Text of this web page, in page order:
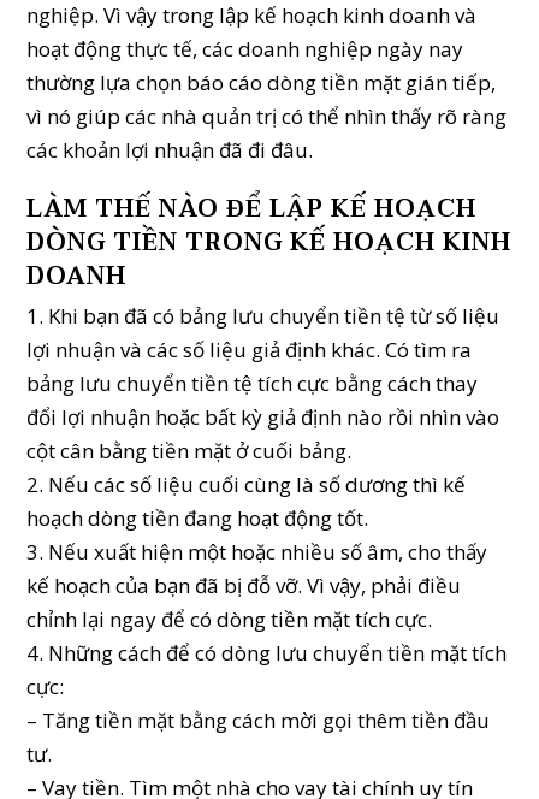
nghiệp. Vì vậy trong lập kế hoạch kinh doanh và
hoạt động thực tế, các doanh nghiệp ngày nay
thường lựa chọn báo cáo dòng tiền mặt gián tiếp,
vì nó giúp các nhà quản trị có thể nhìn thấy rõ ràng
các khoản lợi nhuận đã đi đâu.
LÀM THẾ NÀO ĐỂ LẬP KẾ HOẠCH
DÒNG TIỀN TRONG KẾ HOẠCH KINH
DOANH
1. Khi bạn đã có bảng lưu chuyển tiền tệ từ số liệu
lợi nhuận và các số liệu giả định khác. Có tìm ra
bảng lưu chuyển tiền tệ tích cực bằng cách thay
đổi lợi nhuận hoặc bất kỳ giả định nào rồi nhìn vào
cột cân bằng tiền mặt ở cuối bảng.
2. Nếu các số liệu cuối cùng là số dương thì kế
hoạch dòng tiền đang hoạt động tốt.
3. Nếu xuất hiện một hoặc nhiều số âm, cho thấy
kế hoạch của bạn đã bị đỗ vỡ. Vì vậy, phải điều
chỉnh lại ngay để có dòng tiền mặt tích cực.
4. Những cách để có dòng lưu chuyển tiền mặt tích
cực:
– Tăng tiền mặt bằng cách mời gọi thêm tiền đầu
tư.
– Vay tiền. Tìm một nhà cho vay tài chính uy tín